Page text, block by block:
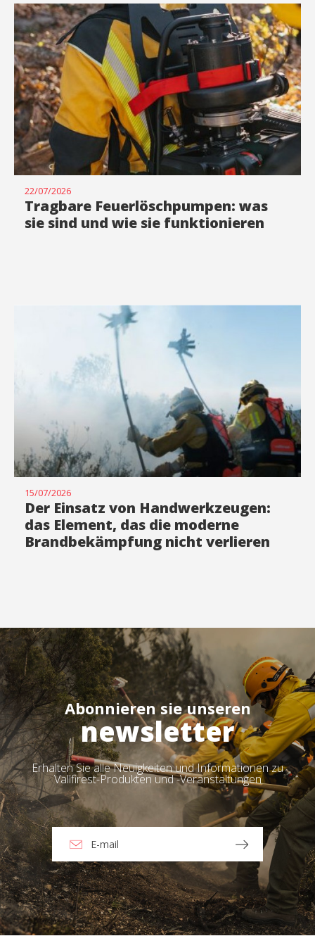
22/07/2026
Tragbare Feuerlöschpumpen: was
sie sind und wie sie funktionieren
15/07/2026
Der Einsatz von Handwerkzeugen:
das Element, das die moderne
Brandbekämpfung nicht verlieren
Abonnieren sie unseren
newsletter
Erhalten Sie alle Neuigkeiten und Informationen zu
Vallfirest-Produkten und -Veranstaltungen